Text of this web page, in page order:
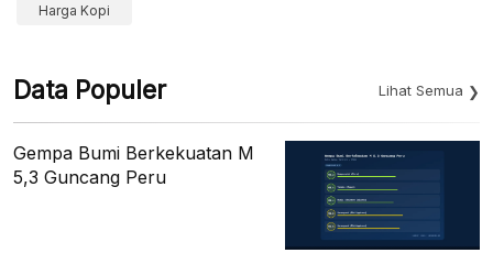
Harga Kopi
Data Populer Lihat Semua
Gempa Bumi Berkekuatan M
5,3 Guncang Peru